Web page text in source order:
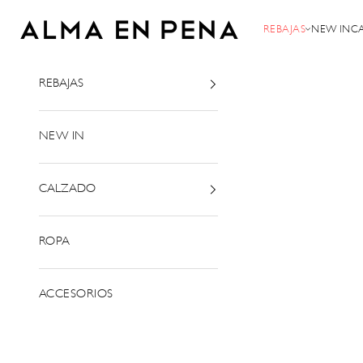
Alma en Pena
REBAJAS NEW IN
REBAJAS
NEW IN
CALZADO
ROPA
ACCESORIOS